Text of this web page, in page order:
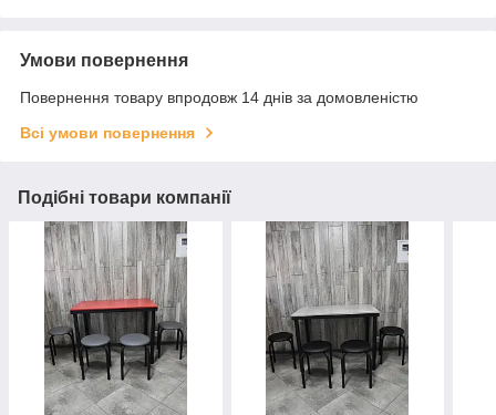
Умови повернення
Повернення товару впродовж 14 днів за домовленістю
Всі умови повернення
Подібні товари компанії